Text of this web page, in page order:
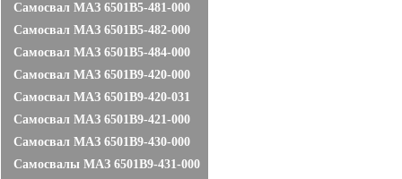
Самосвал МАЗ 6501B5-481-000
Самосвал МАЗ 6501B5-482-000
Самосвал МАЗ 6501B5-484-000
Самосвал МАЗ 6501B9-420-000
Самосвал МАЗ 6501В9-420-031
Самосвал МАЗ 6501В9-421-000
Самосвал МАЗ 6501В9-430-000
Самосвалы МАЗ 6501В9-431-000